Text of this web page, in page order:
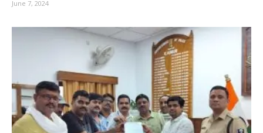
June 7, 2024